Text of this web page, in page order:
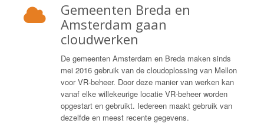
Gemeenten Breda en
Amsterdam gaan
cloudwerken
De gemeenten Amsterdam en Breda maken sinds
mei 2016 gebruik van de cloudoplossing van Mellon
voor VR-beheer. Door deze manier van werken kan
vanaf elke willekeurige locatie VR-beheer worden
opgestart en gebruikt. Iedereen maakt gebruik van
dezelfde en meest recente gegevens.